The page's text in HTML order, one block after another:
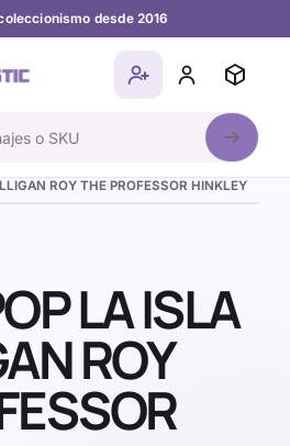
desde 2016
ROY THE PROFESSOR HINKLEY
LA ISLA
ROY